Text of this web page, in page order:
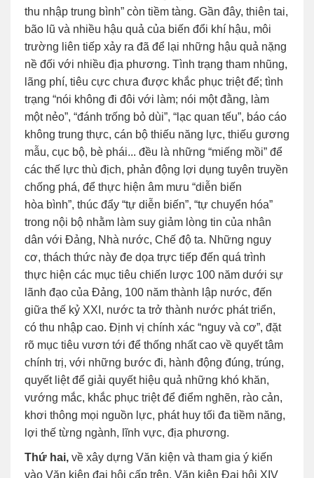
thu nhập trung bình” còn tiềm tàng. Gần đây, thiên tai,
bão lũ và nhiều hậu quả của biến đổi khí hậu, môi
trường liên tiếp xảy ra đã để lại những hậu quả nặng
nề đối với nhiều địa phương. Tình trạng tham nhũng,
lãng phí, tiêu cực chưa được khắc phục triệt để; tình
trạng “nói không đi đôi với làm; nói một đằng, làm
một nẻo”, “đánh trống bỏ dùi”, “lạc quan tếu”, báo cáo
không trung thực, cán bộ thiếu năng lực, thiếu gương
mẫu, cục bộ, bè phái... đều là những “miếng mồi” để
các thế lực thù địch, phản động lợi dụng tuyên truyền
chống phá, để thực hiện âm mưu “diễn biến
hòa bình”, thúc đẩy “tự diễn biến”, “tự chuyển hóa”
trong nội bộ nhằm làm suy giảm lòng tin của nhân
dân với Đảng, Nhà nước, Chế độ ta. Những nguy
cơ, thách thức này đe dọa trực tiếp đến quá trình
thực hiện các mục tiêu chiến lược 100 năm dưới sự
lãnh đạo của Đảng, 100 năm thành lập nước, đến
giữa thế kỷ XXI, nước ta trở thành nước phát triển,
có thu nhập cao. Định vị chính xác “nguy và cơ”, đặt
rõ mục tiêu vươn tới để thống nhất cao về quyết tâm
chính trị, với những bước đi, hành động đúng, trúng,
quyết liệt để giải quyết hiệu quả những khó khăn,
vướng mắc, khắc phục triệt để điểm nghẽn, rào cản,
khơi thông mọi nguồn lực, phát huy tối đa tiềm năng,
lợi thế từng ngành, lĩnh vực, địa phương.
Thứ hai, về xây dựng Văn kiện và tham gia ý kiến
vào Văn kiện đại hội cấp trên, Văn kiện Đại hội XIV